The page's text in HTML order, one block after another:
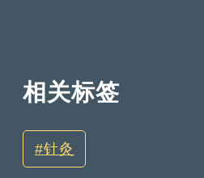
相关标签
针灸